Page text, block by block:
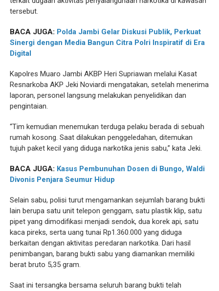
tersebut.
BACA JUGA: Polda Jambi Gelar Diskusi Publik, Perkuat
Sinergi dengan Media Bangun Citra Polri Inspiratif di Era
Digital
Kapolres Muaro Jambi AKBP Heri Supriawan melalui Kasat
Resnarkoba AKP Jeki Noviardi mengatakan, setelah menerima
laporan, personel langsung melakukan penyelidikan dan
pengintaian.
“Tim kemudian menemukan terduga pelaku berada di sebuah
rumah kosong. Saat dilakukan penggeledahan, ditemukan
tujuh paket kecil yang diduga narkotika jenis sabu,” kata Jeki.
BACA JUGA: Kasus Pembunuhan Dosen di Bungo, Waldi
Divonis Penjara Seumur Hidup
Selain sabu, polisi turut mengamankan sejumlah barang bukti
lain berupa satu unit telepon genggam, satu plastik klip, satu
pipet yang dimodifikasi menjadi sendok, dua korek api, satu
kaca pireks, serta uang tunai Rp1.360.000 yang diduga
berkaitan dengan aktivitas peredaran narkotika. Dari hasil
penimbangan, barang bukti sabu yang diamankan memiliki
berat bruto 5,35 gram.
Saat ini tersangka bersama seluruh barang bukti telah